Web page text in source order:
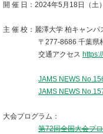
開 催 日：2024年5月18日（土
主 催 校：麗澤大学 柏キャンパ
〒277-8686 千葉県柏
交通アクセス
JAMS NEWS
JAMS NEWS
大会プログラム：
第72回全国大会プ